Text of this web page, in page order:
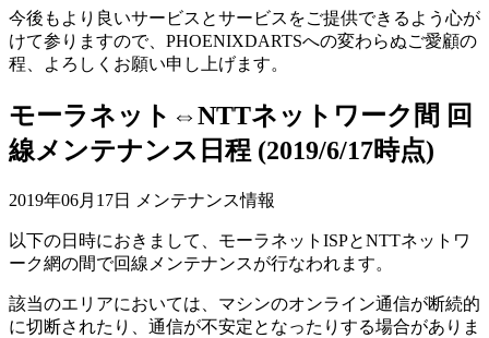
今後もより良いサービスとサービスをご提供できるよう心が
けて参りますので、PHOENIXDARTSへの変わらぬご愛顧の
程、よろしくお願い申し上げます。
モーラネット⇔NTTネットワーク間 回
線メンテナンス日程 (2019/6/17時点)
2019年06月17日 メンテナンス情報
以下の日時におきまして、モーラネットISPとNTTネットワ
ーク網の間で回線メンテナンスが行なわれます。
該当のエリアにおいては、マシンのオンライン通信が断続的
に切断されたり、通信が不安定となったりする場合がありま